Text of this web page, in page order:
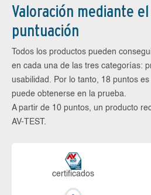
Valoración mediante
puntuación
Todos los productos pueden
en cada una de las tres categorías:
usabilidad. Por lo tanto, 18 puntos
puede obtenerse en la prueba.
A partir de 10 puntos, un producto
AV-TEST.
certi­ficados